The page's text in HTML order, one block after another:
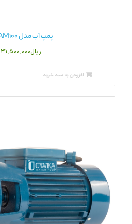
پمپ آب مدل DCAM100
ریال۳۱.۵۰۰.۰۰۰
افزودن به سبد خرید